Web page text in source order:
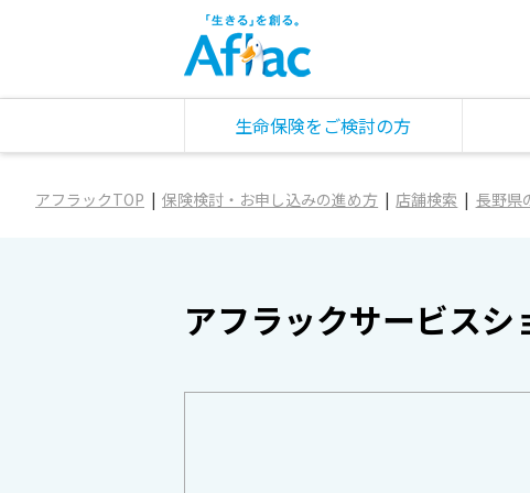
生命保険をご検討の方
アフラックTOP 保険検討・お申し込みの進め方 店舗検索 長野県
アフラックサービス